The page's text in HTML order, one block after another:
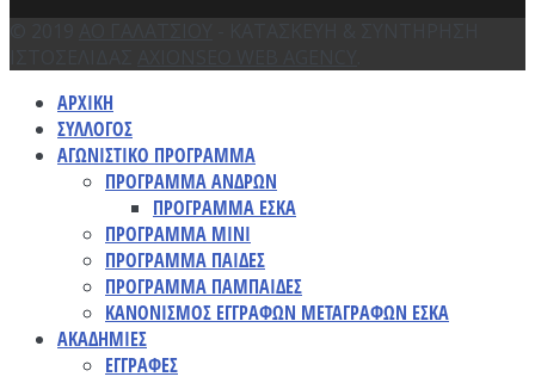
ΑΡΧΙΚΗ
ΣΥΛΛΟΓΟΣ
ΑΓΩΝΙΣΤΙΚΟ ΠΡΟΓΡΑΜΜΑ
ΠΡΟΓΡΑΜΜΑ ΑΝΔΡΩΝ
ΠΡΟΓΡΑΜΜΑ ΕΣΚΑ
ΠΡΟΓΡΑΜΜΑ ΜΙΝΙ
ΠΡΟΓΡΑΜΜΑ ΠΑΙΔΕΣ
ΠΡΟΓΡΑΜΜΑ ΠΑΜΠΑΙΔΕΣ
ΚΑΝΟΝΙΣΜΟΣ ΕΓΓΡΑΦΩΝ ΜΕΤΑΓΡΑΦΩΝ ΕΣΚΑ
ΑΚΑΔΗΜΙΕΣ
ΕΓΓΡΑΦΕΣ